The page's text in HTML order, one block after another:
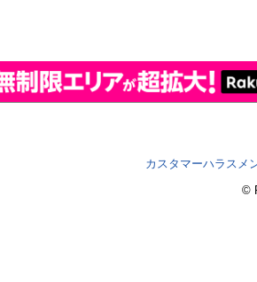
カスタマーハラスメ
©